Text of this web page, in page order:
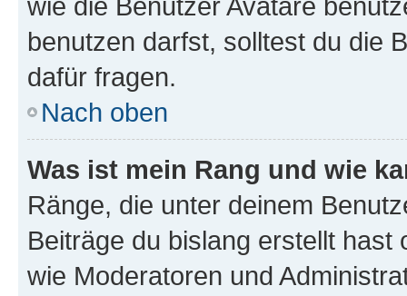
benutzen darfst, solltest du die
dafür fragen.
Nach oben
Was ist mein Rang und wie
Ränge, die unter deinem
Beiträge du bislang erstellt
wie Moderatoren und